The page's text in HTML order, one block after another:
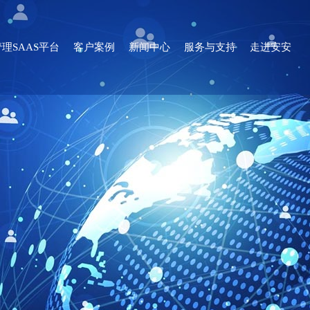
SAAS平台 客户案例 新闻中心 服务与支持 走进安安